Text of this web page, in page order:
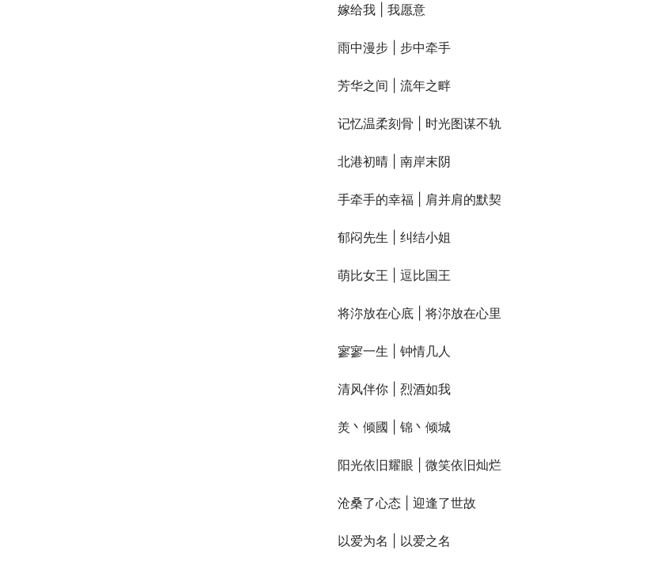
嫁给我 | 我愿意
雨中漫步 | 步中牵手
芳华之间 | 流年之畔
记忆温柔刻骨 | 时光图谋不轨
北港初晴 | 南岸末阴
手牵手的幸福 | 肩并肩的默契
郁闷先生 | 纠结小姐
萌比女王 | 逗比国王
将沵放在心底 | 将沵放在心里
寥寥一生 | 钟情几人
清风伴你 | 烈酒如我
羙丶倾國 | 锦丶倾城
阳光依旧耀眼 | 微笑依旧灿烂
沧桑了心态 | 迎逢了世故
以爱为名 | 以爱之名